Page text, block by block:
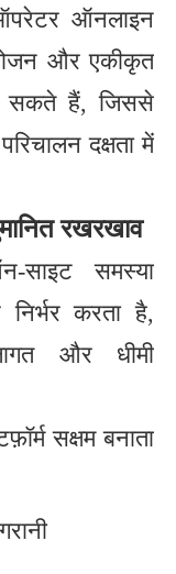
ऑनलाइन
और एकीकृत
सकते हैं, जिससे
दक्षता में
रखरखाव
साइट समस्या
करता है,
और धीमी
सक्षम बनाता